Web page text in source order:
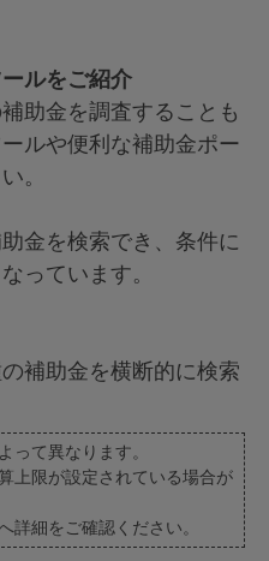
ルをご紹介
助金を調査することも
ルや便利な補助金ポー
。
金を検索でき、条件に
っています。
補助金を横断的に検索
って異なります。
上限が設定されている場合が
詳細をご確認ください。